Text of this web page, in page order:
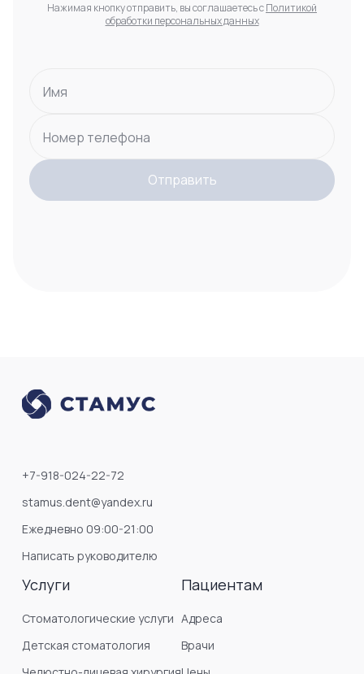
Нажимая кнопку отправить, вы соглашаетесь сПолитикой
обработки персональных данных
Имя
Номер телефона
Отправить
+7-918-024-22-72
stamus.dent@yandex.ru
Ежедневно 09:00-21:00
Написать руководителю
Услуги
Стоматологические услуги
Детская стоматология
Пациентам
Адреса
Врачи